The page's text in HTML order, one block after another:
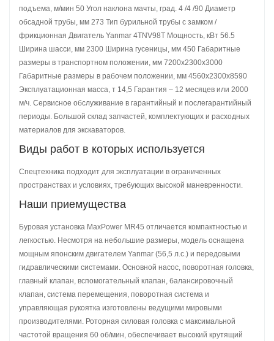
подъема, м/мин 50 Угол наклона мачты, град. 4 /4 /90 Диаметр
обсадной трубы, мм 273 Тип бурильной трубы с замком /
фрикционная Двигатель Yanmar 4TNV98T Мощность, кВт 56.5
Ширина шасси, мм 2300 Ширина гусеницы, мм 450 Габаритные
размеры в транспортном положении, мм 7200x2300x3000
Габаритные размеры в рабочем положении, мм 4560x2300x8590
Эксплуатационная масса, т 14,5 Гарантия – 12 месяцев или 2000
м/ч. Сервисное обслуживание в гарантийный и послегарантийный
периоды. Большой склад запчастей, комплектующих и расходных
материалов для экскаваторов.
Виды работ в которых используется
Спецтехника подходит для эксплуатации в ограниченных
пространствах и условиях, требующих высокой маневренности.
Наши приемущества
Буровая установка MaxPower MR45 отличается компактностью и
легкостью. Несмотря на небольшие размеры, модель оснащена
мощным японским двигателем Yanmar (56,5 л.с.) и передовыми
гидравлическими системами. Основной насос, поворотная головка,
главный клапан, вспомогательный клапан, балансировочный
клапан, система перемещения, поворотная система и
управляющая рукоятка изготовлены ведущими мировыми
производителями. Роторная силовая головка с максимальной
частотой вращения 60 об/мин, обеспечивает высокий крутящий